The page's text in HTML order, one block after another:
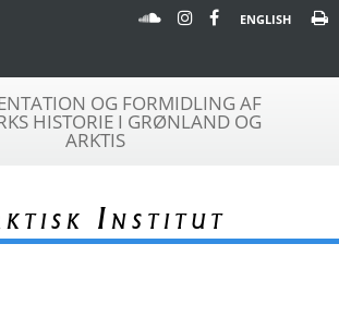
ENGLISH
OG FORMIDLING AF
HISTORIE I GRØNLAND OG
ARKTIS
Institut